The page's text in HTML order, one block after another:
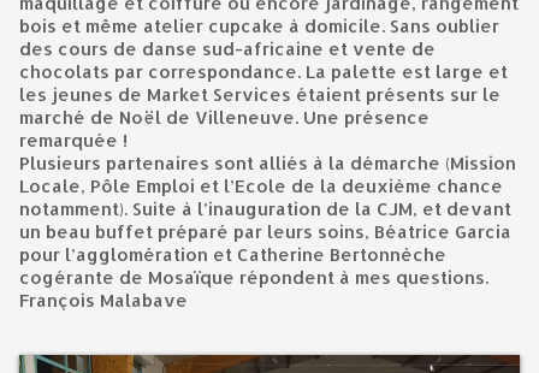
bois et même atelier cupcake à domicile. Sans oublier
des cours de danse sud-africaine et vente de
chocolats par correspondance. La palette est large et
les jeunes de Market Services étaient présents sur le
marché de Noël de Villeneuve. Une présence
remarquée !
Plusieurs partenaires sont alliés à la démarche (Mission
Locale, Pôle Emploi et l’Ecole de la deuxième chance
notamment). Suite à l’inauguration de la CJM, et devant
un beau buffet préparé par leurs soins, Béatrice Garcia
pour l’agglomération et Catherine Bertonnèche
cogérante de Mosaïque répondent à mes questions.
François Malabave